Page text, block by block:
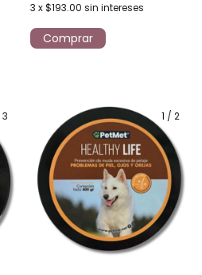
3 x$193.00 sin intereses
3 1 / 2